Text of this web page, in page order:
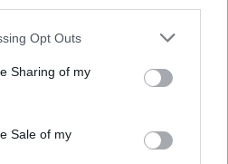
Opt Outs
Sharing of my
Sale of my
già intuito inInshallah
una
i comunisti, ci dicevamo,
Invece i comunisti, già
stavano
la loro rivincita.